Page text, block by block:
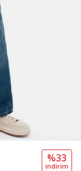
%33
i̇ndi̇ri̇m